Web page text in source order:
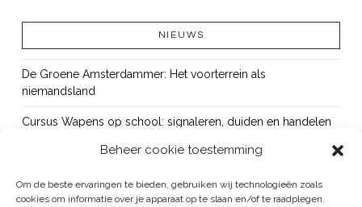
Beheer cookie toestemming
Om de beste ervaringen te bieden, gebruiken wij technologieën zoals
cookies om informatie over je apparaat op te slaan en/of te raadplegen.
NIEUWS
De Groene Amsterdammer: Het voorterrein als
niemandsland
Cursus Wapens op school: signaleren, duiden en handelen
Bureau Beke ontwikkelt jeugdmonitor Aruba